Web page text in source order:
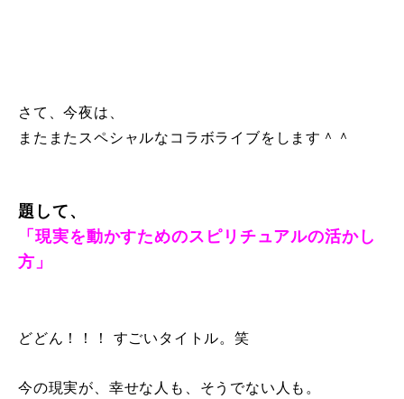
さて、今夜は、
またまたスペシャルなコラボライブをします＾＾
題して、
「現実を動かすためのスピリチュアルの活かし
方」
どどん！！！ すごいタイトル。笑
今の現実が、幸せな人も、そうでない人も。